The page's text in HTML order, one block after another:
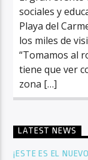
sociales y
Playa del
los miles de
“Tomamos al
tiene que ver
zona […]
LATEST NEWS
¡ESTE ES EL